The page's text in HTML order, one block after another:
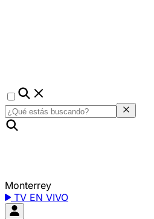
Monterrey
TV EN VIVO